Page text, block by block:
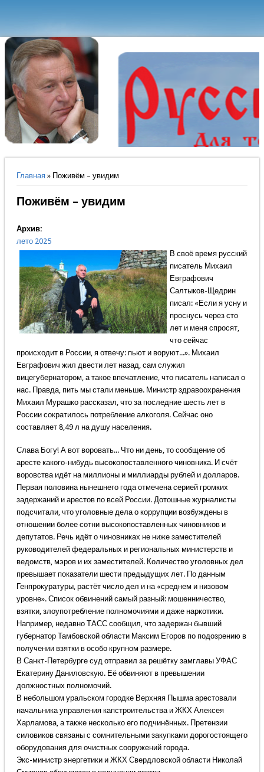
Вы здесь
Главная» Поживём – увидим
Поживём – увидим
Архив:
лето 2025
В своё время русский
писатель Михаил
Евграфович
Салтыков-Щедрин
писал: «Если я усну и
проснусь через сто
лет и меня спросят,
что сейчас
происходит в России, я отвечу: пьют и воруют...». Михаил
Евграфович жил двести лет назад, сам служил
вицегубернатором, а такое впечатление, что писатель написал о
нас. Правда, пить мы стали меньше. Министр здравоохранения
Михаил Мурашко рассказал, что за последние шесть лет в
России сократилось потребление алкоголя. Сейчас оно
составляет 8,49 л на душу населения.
Слава Богу! А вот воровать... Что ни день, то сообщение об
аресте какого-нибудь высокопоставленного чиновника. И счёт
воровства идёт на миллионы и миллиарды рублей и долларов.
Первая половина нынешнего года отмечена серией громких
задержаний и арестов по всей России. Дотошные журналисты
подсчитали, что уголовные дела о коррупции возбуждены в
отношении более сотни высокопоставленных чиновников и
депутатов. Речь идёт о чиновниках не ниже заместителей
руководителей федеральных и региональных министерств и
ведомств, мэров и их заместителей. Количество уголовных дел
превышает показатели шести предыдущих лет. По данным
Генпрокуратуры, растёт число дел и на «среднем и низовом
уровне». Список обвинений самый разный: мошенничество,
взятки, злоупотребление полномочиями и даже наркотики.
Например, недавно ТАСС сообщил, что задержан бывший
губернатор Тамбовской области Максим Егоров по подозрению в
получении взятки в особо крупном размере.
В Санкт-Петербурге суд отправил за решётку замглавы УФАС
Екатерину Даниловскую. Её обвиняют в превышении
должностных полномочий.
В небольшом уральском городке Верхняя Пышма арестовали
начальника управления капстроительства и ЖКХ Алексея
Харламова, а также несколько его подчинённых. Претензии
силовиков связаны с сомнительными закупками дорогостоящего
оборудования для очистных сооружений города.
Экс-министр энергетики и ЖКХ Свердловской области Николай